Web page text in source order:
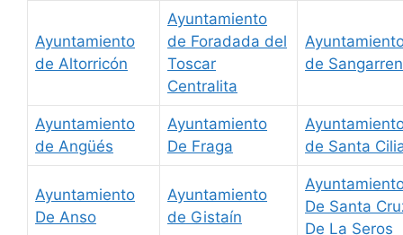
Ayuntamiento
de Altorricón
Ayuntamiento
de Foradada del
Toscar
Centralita
de Sangarren
Ayuntamiento
de Angüés
Ayuntamiento
De Fraga
de Santa
Ayuntamiento
De Anso
Ayuntamiento
de Gistaín
De Santa
De La Seros